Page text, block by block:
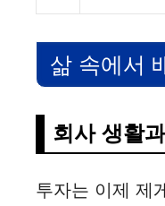
삶 속에서
회사 생활
투자는 이제 제